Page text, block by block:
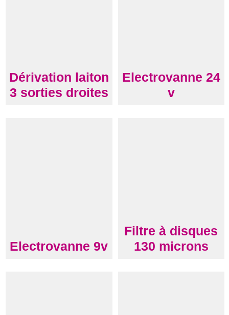
Dérivation laiton
3 sorties droites
Electrovanne 24
v
Electrovanne 9v
Filtre à disques
130 microns